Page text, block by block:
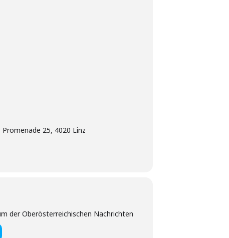
25, 4020 Linz
der Oberösterreichischen Nachrichten